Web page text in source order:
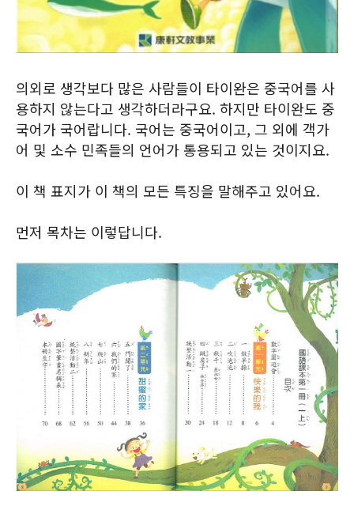
의외로 생각보다 많은 사람들이 타이완은 중국어를 사
용하지 않는다고 생각하더라구요. 하지만 타이완도 중
국어가 국어랍니다. 국어는 중국어이고, 그 외에 객가
어 및 소수 민족들의 언어가 통용되고 있는 것이지요.
이 책 표지가 이 책의 모든 특징을 말해주고 있어요.
먼저 목차는 이렇답니다.